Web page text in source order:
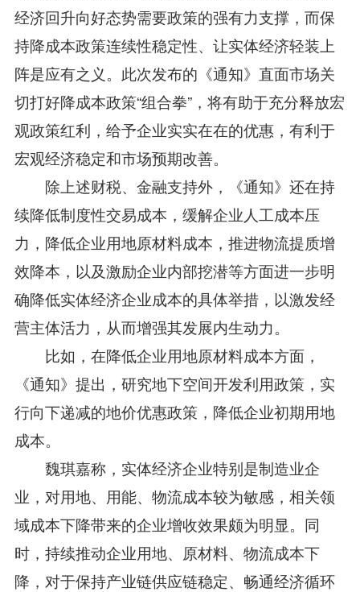
经济回升向好态势需要政策的强有力支撑，而保
持降成本政策连续性稳定性、让实体经济轻装上
阵是应有之义。此次发布的《通知》直面市场关
切打好降成本政策“组合拳”，将有助于充分释放宏
观政策红利，给予企业实实在在的优惠，有利于
宏观经济稳定和市场预期改善。
除上述财税、金融支持外，《通知》还在持
续降低制度性交易成本，缓解企业人工成本压
力，降低企业用地原材料成本，推进物流提质增
效降本，以及激励企业内部挖潜等方面进一步明
确降低实体经济企业成本的具体举措，以激发经
营主体活力，从而增强其发展内生动力。
比如，在降低企业用地原材料成本方面，
《通知》提出，研究地下空间开发利用政策，实
行向下递减的地价优惠政策，降低企业初期用地
成本。
魏琪嘉称，实体经济企业特别是制造业企
业，对用地、用能、物流成本较为敏感，相关领
域成本下降带来的企业增收效果颇为明显。同
时，持续推动企业用地、原材料、物流成本下
降，对于保持产业链供应链稳定、畅通经济循环